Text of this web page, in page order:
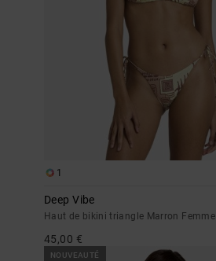
1
Deep Vibe
Haut de bikini triangle Marron Femme
45,00 €
NOUVEAUTÉ